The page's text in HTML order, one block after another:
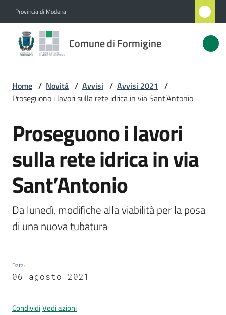
Provincia di Modena
Comune di Formigine
Comune
di
Novità
Menu selezionato
Servizi
Vivere
Formigine
Prenotazione
appuntamenti
A
Home / Novità / Avvisi / Avvisi 2021 /
Proseguono i lavori sulla rete idrica in via Sant’Antonio
Salta al contenuto
Proseguono i lavori
sulla rete idrica in via
Sant’Antonio
Da lunedì, modifiche alla viabilità per la posa
di una nuova tubatura
Data:
06 agosto 2021
CondividiVedi azioni